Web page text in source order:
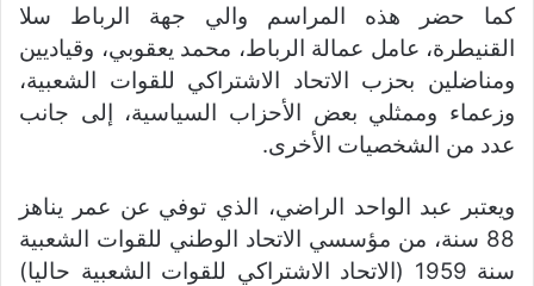
كما حضر هذه المراسم والي جهة الرباط سلا
القنيطرة، عامل عمالة الرباط، محمد يعقوبي، وقياديين
ومناضلين بحزب الاتحاد الاشتراكي للقوات الشعبية،
وزعماء وممثلي بعض الأحزاب السياسية، إلى جانب
عدد من الشخصيات الأخرى.
ويعتبر عبد الواحد الراضي، الذي توفي عن عمر يناهز
88 سنة، من مؤسسي الاتحاد الوطني للقوات الشعبية
سنة 1959 (الاتحاد الاشتراكي للقوات الشعبية حاليا)